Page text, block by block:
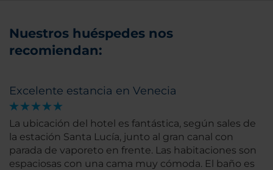
Nuestros huéspedes nos
recomiendan:
Excelente estancia en Venecia
La ubicación del hotel es fantástica, según sales de
la estación Santa Lucía, junto al gran canal con
parada de vaporeto en frente. Las habitaciones son
espaciosas con una cama muy cómoda. El baño es